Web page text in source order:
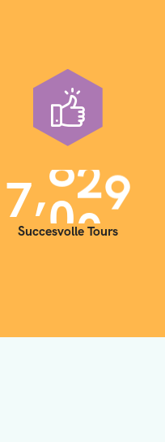
7,000
Succesvolle Tours